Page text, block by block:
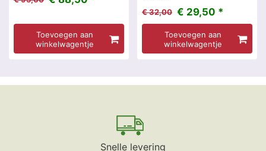
Toevoegen aan
winkelwagentje
€ 32,00 € 29,50 *
Toevoegen aan
winkelwagentje
Snelle levering